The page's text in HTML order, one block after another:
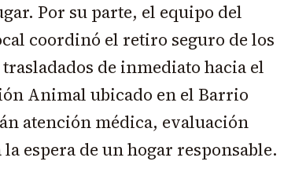
Por su parte, el equipo del
coordinó el retiro seguro de los
de inmediato hacia el
Animal ubicado en el Barrio
atención médica, evaluación
espera de un hogar responsable.